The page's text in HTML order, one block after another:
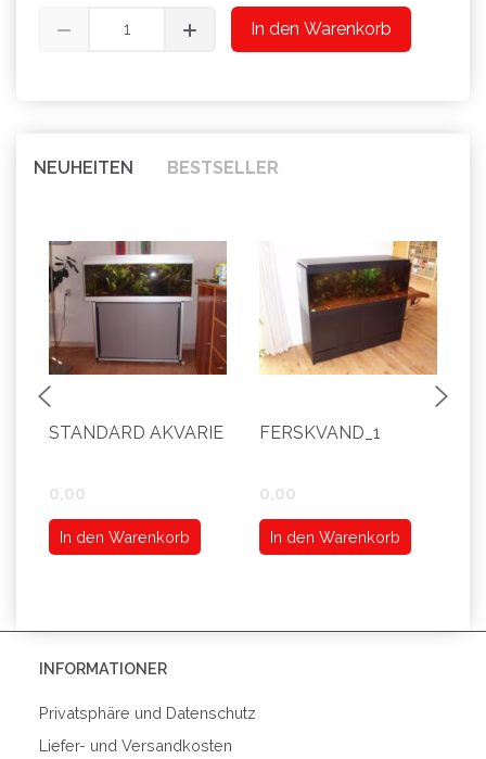
In den Warenkorb
NEUHEITEN BESTSELLER
STANDARD AKVARIE
0,00
In den Warenkorb
FERSKVAND_1
0,00
In den Warenkorb
INFORMATIONER
Privatsphäre und Datenschutz
Liefer- und Versandkosten